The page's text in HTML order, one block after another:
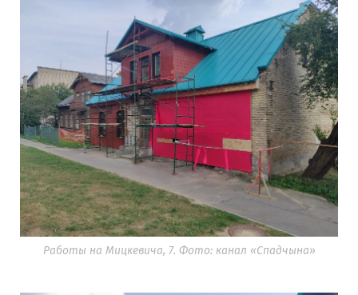
Работы на Мицкевича, 7. Фото: канал «Спадчына»